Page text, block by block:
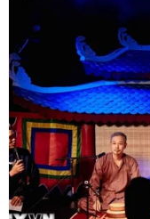
“Trạm công
cận tiện ích
29/05/2026 09:16
Mô hình “Thư viện
dàng tra cứu các
phạm pháp luật khi
đọc báo, giải trí, bổ